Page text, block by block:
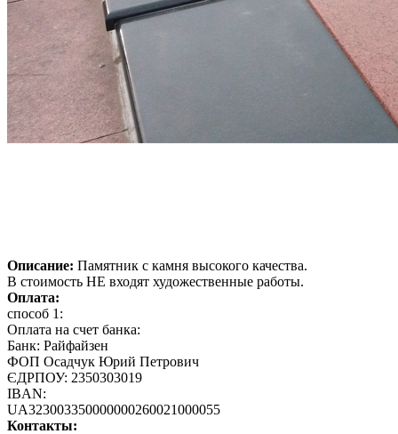
Описание: Памятник с камня высокого качества.
В стоимость НЕ входят художественные работы.
Оплата:
способ 1:
Оплата на счет банка:
Банк: Райфайзен
ФОП Осадчук Юрий Петрович
ЄДРПОУ: 2350303019
IBAN:
UA323003350000000260021000055
Контакты: